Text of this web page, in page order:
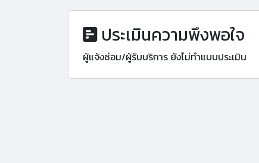
ประเมินความพึงพอใจ
ผู้แจ้งซ่อม/ผู้รับบริการ ยังไม่ทำแบบประเมิน